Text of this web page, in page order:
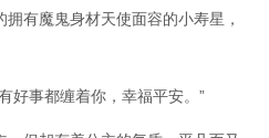
有魔鬼身材天使面容的小寿星，
好事都缠着你，幸福平安。”